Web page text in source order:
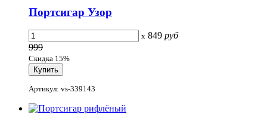
Портсигар Узор
x 849 руб
999
Скидка 15%
Артикул: vs-339143